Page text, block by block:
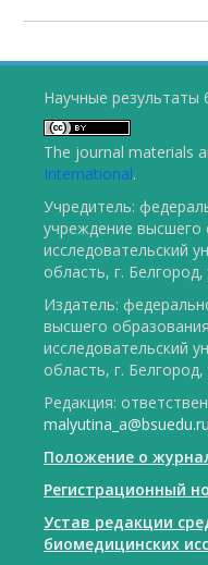
Научные результаты
The journal materials
International.
Учредитель:
учреждение высшего
исследовательский
область, г.
Издатель:
высшего
исследовательский
область, г.
Редакция:
malyutina_a@bsuedu.ru
Положение о
Регистрационный
Устав редакции
биомедицинских